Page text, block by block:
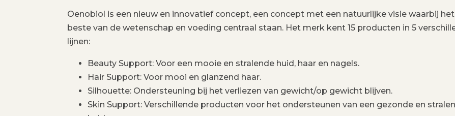
Oenobiol is een nieuw en innovatief concept, een concept met een natuurlijke visie waarbij het
beste van de wetenschap en voeding centraal staan. Het merk kent 15 producten in 5
lijnen:
Beauty Support: Voor een mooie en stralende huid, haar en nagels.
Hair Support: Voor mooi en glanzend haar.
Silhouette: Ondersteuning bij het verliezen van gewicht/op gewicht blijven.
Skin Support: Verschillende producten voor het ondersteunen van een gezonde en